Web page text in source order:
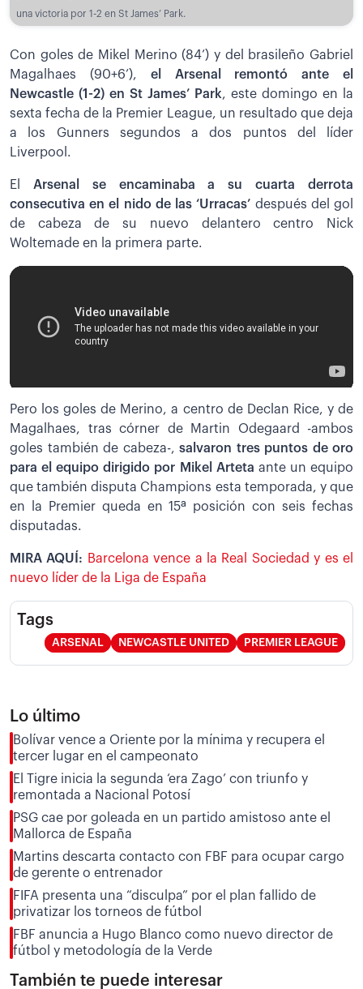
una victoria por 1-2 en St James’ Park.
Con goles de Mikel Merino (84’) y del brasileño Gabriel
Magalhaes (90+6’), el Arsenal remontó ante el
Newcastle (1-2) en St James’ Park, este domingo en la
sexta fecha de la Premier League, un resultado que deja
a los Gunners segundos a dos puntos del líder
Liverpool.
El Arsenal se encaminaba a su cuarta derrota
consecutiva en el nido de las ‘Urracas’ después del gol
de cabeza de su nuevo delantero centro Nick
Woltemade en la primera parte.
Pero los goles de Merino, a centro de Declan Rice, y de
Magalhaes, tras córner de Martin Odegaard -ambos
goles también de cabeza-, salvaron tres puntos de oro
para el equipo dirigido por Mikel Arteta ante un equipo
que también disputa Champions esta temporada, y que
en la Premier queda en 15ª posición con seis fechas
disputadas.
MIRA AQUÍ: Barcelona vence a la Real Sociedad y es el
nuevo líder de la Liga de España
Tags
ARSENAL NEWCASTLE UNITED PREMIER LEAGUE
Lo último
Bolívar vence a Oriente por la mínima y recupera el
tercer lugar en el campeonato
El Tigre inicia la segunda ‘era Zago’ con triunfo y
remontada a Nacional Potosí
PSG cae por goleada en un partido amistoso ante el
Mallorca de España
Martins descarta contacto con FBF para ocupar cargo
de gerente o entrenador
FIFA presenta una “disculpa” por el plan fallido de
privatizar los torneos de fútbol
FBF anuncia a Hugo Blanco como nuevo director de
fútbol y metodología de la Verde
También te puede interesar